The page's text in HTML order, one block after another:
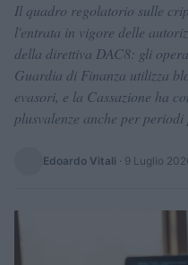
Il quadro regolatorio sulle
l'entrata in vigore delle
della direttiva DAC8: gli
Guardia di Finanza utilizza
evasori, e la Cassazione ha
plusvalenze anche per
Edoardo Vitali · 9 Luglio